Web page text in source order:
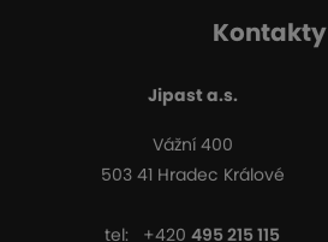
Kontakty
Jipast a.s.
Vážní 400
503 41 Hradec Králové
tel: +420 495 215 115